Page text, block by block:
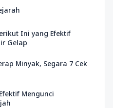
Ini yang Efektif
Gelap
Minyak, Segara 7 Cek
Mengunci